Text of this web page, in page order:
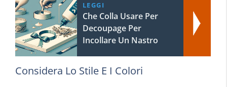
LEGGI
Che Colla Usare Per
Decoupage Per
Incollare Un Nastro
Considera Lo Stile E I Colori